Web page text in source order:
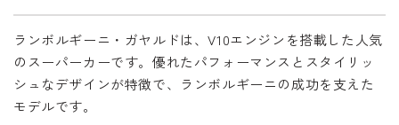
ランボルギーニ・ガヤルドは、V10エンジンを搭載した人気
のスーパーカーです。優れたパフォーマンスとスタイリッ
シュなデザインが特徴で、ランボルギーニの成功を支えた
モデルです。